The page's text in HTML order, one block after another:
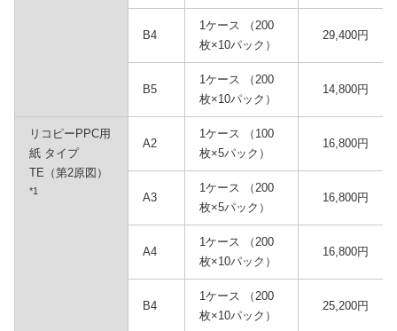
B4
1ケース （200
枚×10パック）
29,400円
B5
1ケース （200
枚×10パック）
14,800円
リコピーPPC用
紙 タイプ
TE（第2原図）
*1
A2
1ケース （100
枚×5パック）
16,800円
A3
1ケース （200
枚×5パック）
16,800円
A4
1ケース （200
枚×10パック）
16,800円
B4
1ケース （200
枚×10パック）
25,200円